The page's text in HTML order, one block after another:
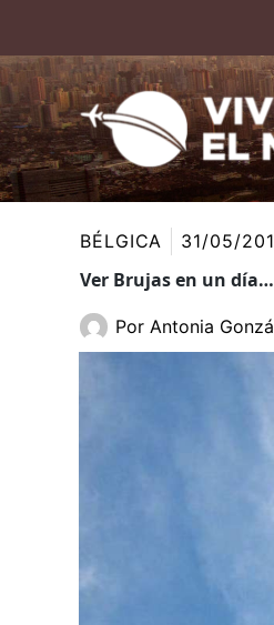
contenido
BÉLGICA 31/05/
Ver Brujas en un
Por Antonia